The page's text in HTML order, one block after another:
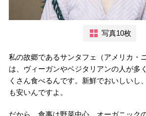
写真10枚
私の故郷であるサンタフェ（アメリカ・
は、ヴィーガンやベジタリアンの人が多
くさん食べるんです。新鮮でおいしいし
も安いんですよ。
だから、食事は野菜中心。オーガニック